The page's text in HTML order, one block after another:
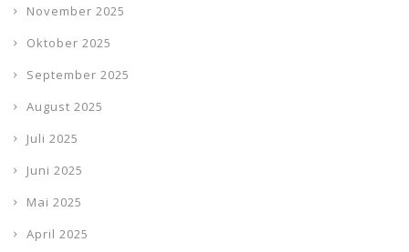
November 2025
Oktober 2025
September 2025
August 2025
Juli 2025
Juni 2025
Mai 2025
April 2025